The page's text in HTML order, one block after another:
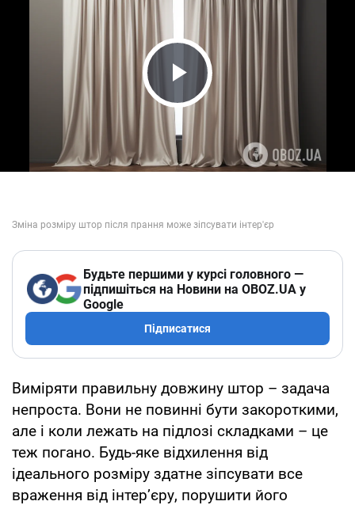
Play Video
Будьте першими у курсі головного —
підпишіться на Новини на OBOZ.UA у
Google
Підписатися
Виміряти правильну довжину штор – задача
непроста. Вони не повинні бути закороткими,
але і коли лежать на підлозі складками – це
теж погано. Будь-яке відхилення від
ідеального розміру здатне зіпсувати все
враження від інтер’єру, порушити його